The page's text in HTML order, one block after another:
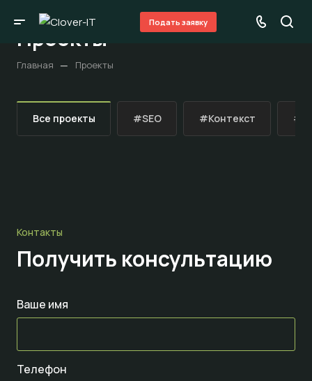
Подать заявку
Проекты
Главная — Проекты
Все проекты #SEO #Контекст
Контакты
Получить консультацию
Ваше имя
Телефон